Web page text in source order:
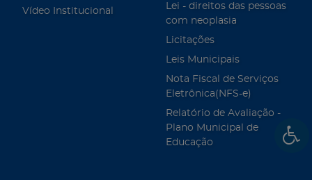
Vídeo Institucional
Lei - direitos das pessoas
com neoplasia
Licitações
Leis Municipais
Nota Fiscal de Serviços
Eletrônica(NFS-e)
Relatório de Avaliação -
Plano Municipal de
Educação